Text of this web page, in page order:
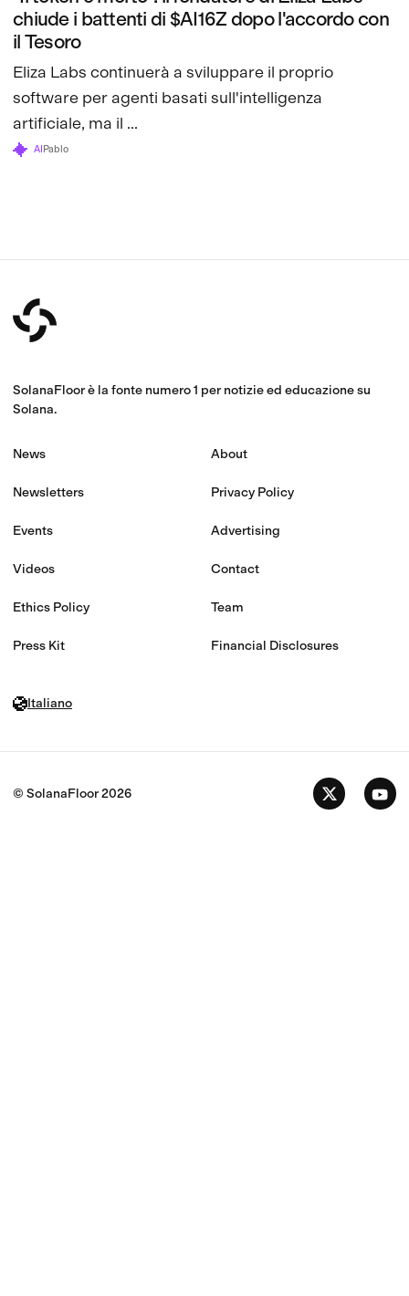
chiude i battenti di $AI16Z dopo l'accordo con
il Tesoro
Eliza Labs continuerà a sviluppare il proprio
software per agenti basati sull'intelligenza
artificiale, ma il ...
AI Pablo
SolanaFloor è la fonte numero 1 per notizie ed educazione su
Solana.
News
Newsletters
Events
Videos
Ethics Policy
Press Kit
About
Privacy Policy
Advertising
Contact
Team
Financial Disclosures
Italiano
© SolanaFloor2026